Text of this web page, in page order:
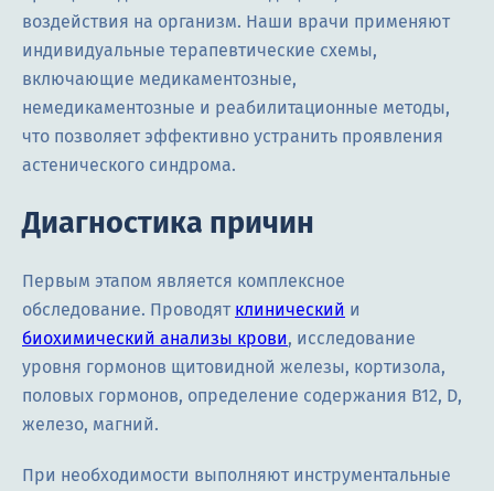
воздействия на организм. Наши врачи применяют
индивидуальные терапевтические схемы,
включающие медикаментозные,
немедикаментозные и реабилитационные методы,
что позволяет эффективно устранить проявления
астенического синдрома.
Диагностика причин
Первым этапом является комплексное
обследование. Проводят клинический и
биохимический анализы крови, исследование
уровня гормонов щитовидной железы, кортизола,
половых гормонов, определение содержания B12, D,
железо, магний.
При необходимости выполняют инструментальные